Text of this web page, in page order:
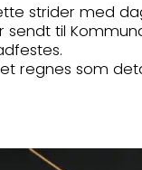
strider med
til
regnes som